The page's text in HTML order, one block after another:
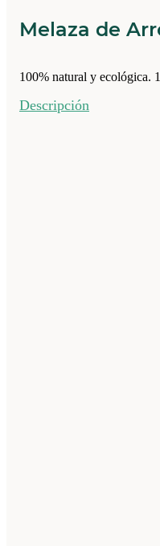
Melaza de
100% natural y ecológica.
Descripción